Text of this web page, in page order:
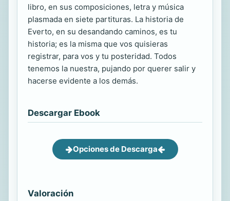
libro, en sus composiciones, letra y música
plasmada en siete partituras. La historia de
Everto, en su desandando caminos, es tu
historia; es la misma que vos quisieras
registrar, para vos y tu posteridad. Todos
tenemos la nuestra, pujando por querer salir y
hacerse evidente a los demás.
Descargar Ebook
Opciones de Descarga
Valoración